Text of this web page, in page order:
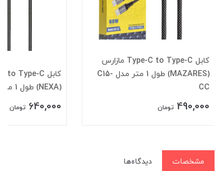
کابل Type-C to Type-C مازارس
(MAZARES) طول 1 متر مدل C15-
CC
490,000 تومان
(NEXA) طول 1 متر مدل L54
640,000 تومان
مشخصات دیدگاه‌ها